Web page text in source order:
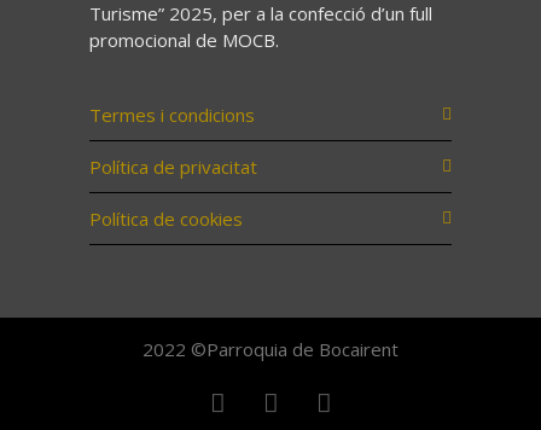
Turisme” 2025, per a la confecció d’un full
promocional de MOCB.
Termes i condicions
Política de privacitat
Política de cookies
2022 ©Parroquia de Bocairent